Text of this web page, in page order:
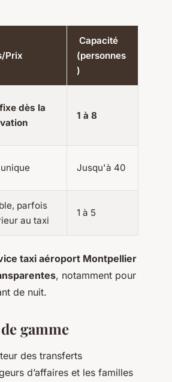
Prix
Capacité
(personnes
)
dès la
1 à 8
Jusqu'à 40
parfois
au taxi
1 à 5
taxi aéroport Montpellier
, notamment pour
de nuit.
gamme
des transferts
d’affaires et les familles